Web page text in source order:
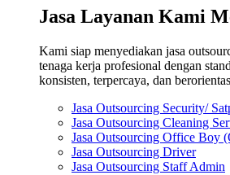
Jasa Layanan Kami
Kami siap menyediakan jasa
tenaga kerja profesional dengan
konsisten, terpercaya, dan
Jasa Outsourcing Security/
Jasa Outsourcing Cleaning
Jasa Outsourcing Office Boy
Jasa Outsourcing Driver
Jasa Outsourcing Staff Admin